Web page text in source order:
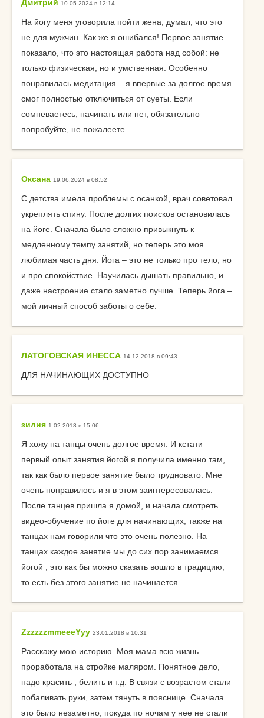
Дмитрий 10.05.2024 в 12:14
На йогу меня уговорила пойти жена, думал, что это
не для мужчин. Как же я ошибался! Первое занятие
показало, что это настоящая работа над собой: не
только физическая, но и умственная. Особенно
понравилась медитация – я впервые за долгое время
смог полностью отключиться от суеты. Если
сомневаетесь, начинать или нет, обязательно
попробуйте, не пожалеете.
Оксана 19.06.2024 в 08:52
С детства имела проблемы с осанкой, врач советовал
укреплять спину. После долгих поисков остановилась
на йоге. Сначала было сложно привыкнуть к
медленному темпу занятий, но теперь это моя
любимая часть дня. Йога – это не только про тело, но
и про спокойствие. Научилась дышать правильно, и
даже настроение стало заметно лучше. Теперь йога –
мой личный способ заботы о себе.
ЛАТОГОВСКАЯ ИНЕССА 14.12.2018 в 09:43
ДЛЯ НАЧИНАЮЩИХ ДОСТУПНО
зилия 1.02.2018 в 15:06
Я хожу на танцы очень долгое время. И кстати
первый опыт занятия йогой я получила именно там,
так как было первое занятие было трудновато. Мне
очень понравилось и я в этом заинтересовалась.
После танцев пришла я домой, и начала смотреть
видео-обучение по йоге для начинающих, также на
танцах нам говорили что это очень полезно. На
танцах каждое занятие мы до сих пор занимаемся
йогой , это как бы можно сказать вошло в традицию,
то есть без этого занятие не начинается.
ZzzzzzmmeeeYyy 23.01.2018 в 10:31
Расскажу мою историю. Моя мама всю жизнь
проработала на стройке маляром. Понятное дело,
надо красить , белить и т.д. В связи с возрастом стали
побаливать руки, затем тянуть в пояснице. Сначала
это было незаметно, покуда по ночам у нее не стали